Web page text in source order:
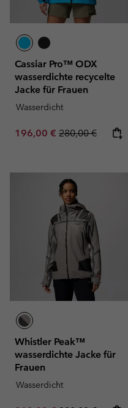
Cassiar Pro™ ODX
wasserdichte recycelte
Jacke für Frauen
Wasserdicht
Sale price:
196,00 € Regular price:
280,00 €
Whistler Peak™
wasserdichte Jacke für
Frauen
Wasserdicht